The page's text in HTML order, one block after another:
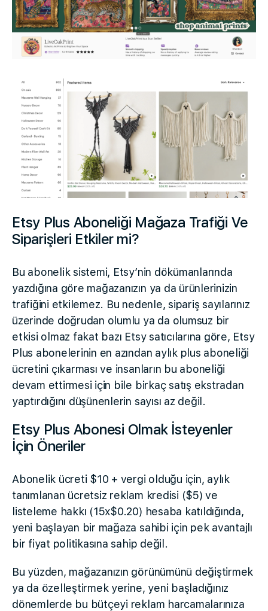
Etsy Plus Aboneliği Mağaza Trafiği Ve
Siparişleri Etkiler mi?
Bu abonelik sistemi, Etsy’nin dökümanlarında
yazdığına göre mağazanızın ya da ürünlerinizin
trafiğini etkilemez. Bu nedenle, sipariş sayılarınız
üzerinde doğrudan olumlu ya da olumsuz bir
etkisi olmaz fakat bazı Etsy satıcılarına göre, Etsy
Plus abonelerinin en azından aylık plus aboneliği
ücretini çıkarması ve insanların bu aboneliği
devam ettirmesi için bile birkaç satış ekstradan
yaptırdığını düşünenlerin sayısı az değil.
Etsy Plus Abonesi Olmak İsteyenler
İçin Öneriler
Abonelik ücreti $10 + vergi olduğu için, aylık
tanımlanan ücretsiz reklam kredisi ($5) ve
listeleme hakkı (15x$0.20) hesaba katıldığında,
yeni başlayan bir mağaza sahibi için pek avantajlı
bir fiyat politikasına sahip değil.
Bu yüzden, mağazanızın görünümünü değiştirmek
ya da özelleştirmek yerine, yeni başladığınız
dönemlerde bu bütçeyi reklam harcamalarınıza